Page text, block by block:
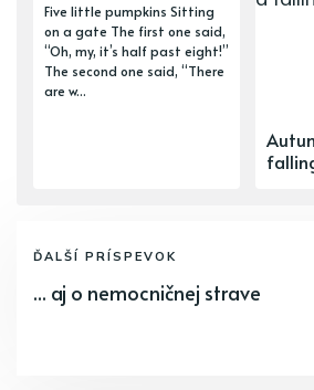
Five little pumpkins Sitting
on a gate The first one said,
“Oh, my, it’s half past eight!”
The second one said, “There
are w...
ĎALŠÍ PRÍSPEVOK
... aj o nemocničnej strave